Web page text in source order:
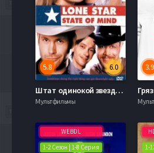
6.0
5.8
Штат одинокой звезды (2002)
Мультфильмы
3.9
WEBDL
1-2 Сезон | 1-8 Серия
1-